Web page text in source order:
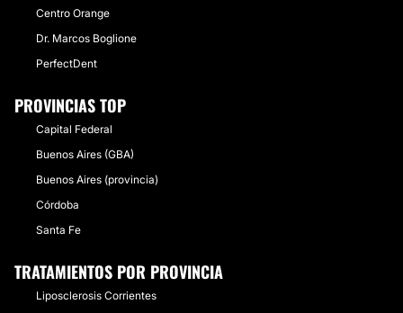
Centro Orange
Dr. Marcos Boglione
PerfectDent
PROVINCIAS TOP
Capital Federal
Buenos Aires (GBA)
Buenos Aires (provincia)
Córdoba
Santa Fe
TRATAMIENTOS POR PROVINCIA
Liposclerosis Corrientes